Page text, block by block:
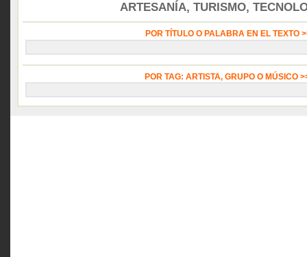
ARTESANÍA, TURISMO,
POR TÍTULO O PALABRA EN EL TEXTO
POR TAG: ARTISTA, GRUPO O MÚSICO